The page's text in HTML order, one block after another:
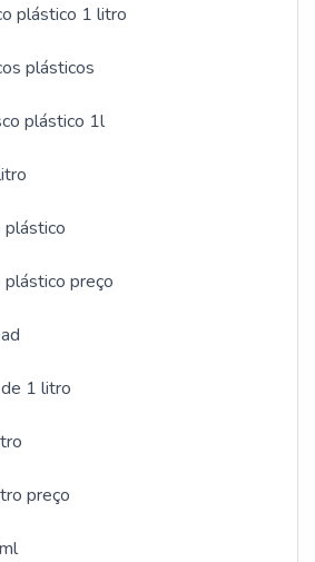
plástico 1 litro
plásticos
plástico 1l
plástico
plástico preço
1 litro
preço